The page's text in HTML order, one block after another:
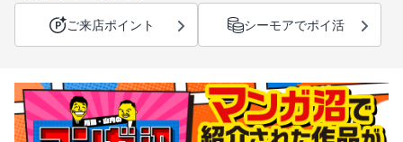
ご来店ポイント シーモアでポイ活